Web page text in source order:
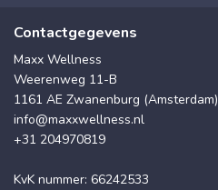
Contactgegevens
Maxx Wellness
Weerenweg 11-B
1161 AE Zwanenburg (Amsterdam)
info@maxxwellness.nl
+31 204970819
KvK nummer: 66242533